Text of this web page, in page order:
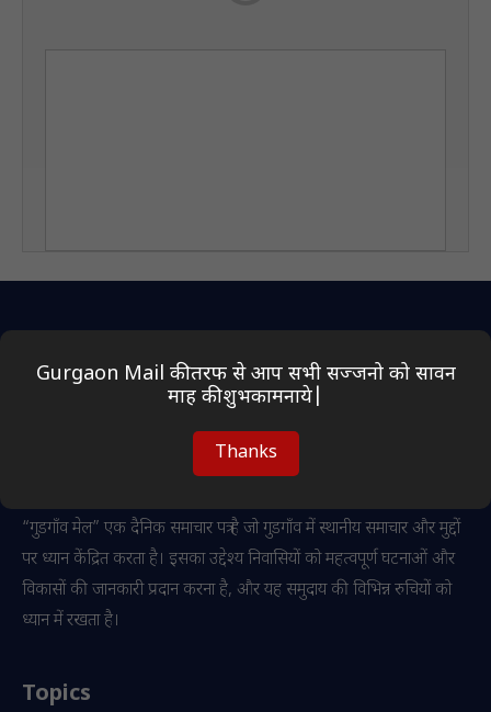
PLAY GAMES ABOUT US
“गुडगाँव मेल” एक दैनिक समाचार पत्र है जो गुडगाँव में स्थानीय समाचार और मुद्दों
पर ध्यान केंद्रित करता है। इसका उद्देश्य निवासियों को महत्वपूर्ण घटनाओं और
विकासों की जानकारी प्रदान करना है, और यह समुदाय की विभिन्न रुचियों को
ध्यान में रखता है।
Topics
Gurgaon Mail की तरफ से आप सभी सज्जनो को सावन
माह की शुभकामनाये|
Thanks